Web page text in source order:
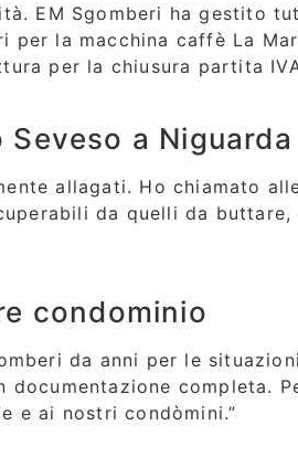
EM Sgomberi ha gestito
la macchina caffè La
per la chiusura partita
a Niguarda
allagati. Ho chiamato
da quelli da
condominio
da anni per le
completa.
e ai nostri condòmini.”